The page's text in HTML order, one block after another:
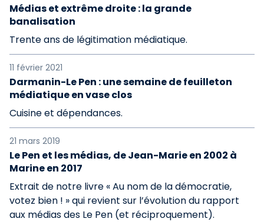
Médias et extrême droite : la grande
banalisation
Trente ans de légitimation médiatique.
11 février 2021
Darmanin-Le Pen : une semaine de feuilleton
médiatique en vase clos
Cuisine et dépendances.
21 mars 2019
Le Pen et les médias, de Jean-Marie en 2002 à
Marine en 2017
Extrait de notre livre « Au nom de la démocratie,
votez bien ! » qui revient sur l’évolution du rapport
aux médias des Le Pen (et réciproquement).